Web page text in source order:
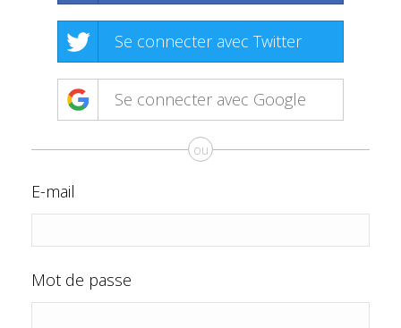
Se connecter avec Twitter
Se connecter avec Google
ou
E-mail
Mot de passe